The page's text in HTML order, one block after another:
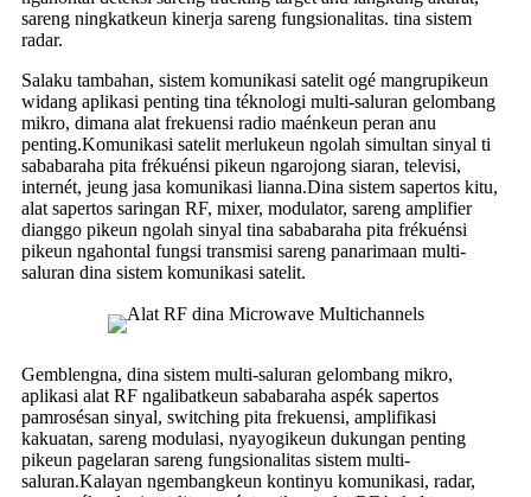
sareng ningkatkeun kinerja sareng fungsionalitas. tina sistem
radar.
Salaku tambahan, sistem komunikasi satelit ogé mangrupikeun
widang aplikasi penting tina téknologi multi-saluran gelombang
mikro, dimana alat frekuensi radio maénkeun peran anu
penting.Komunikasi satelit merlukeun ngolah simultan sinyal ti
sababaraha pita frékuénsi pikeun ngarojong siaran, televisi,
internét, jeung jasa komunikasi lianna.Dina sistem sapertos kitu,
alat sapertos saringan RF, mixer, modulator, sareng amplifier
dianggo pikeun ngolah sinyal tina sababaraha pita frékuénsi
pikeun ngahontal fungsi transmisi sareng panarimaan multi-
saluran dina sistem komunikasi satelit.
Gemblengna, dina sistem multi-saluran gelombang mikro,
aplikasi alat RF ngalibatkeun sababaraha aspék sapertos
pamrosésan sinyal, switching pita frekuensi, amplifikasi
kakuatan, sareng modulasi, nyayogikeun dukungan penting
pikeun pagelaran sareng fungsionalitas sistem multi-
saluran.Kalayan ngembangkeun kontinyu komunikasi, radar,